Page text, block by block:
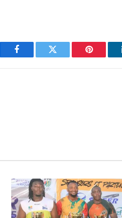
Facebook Twitter Pinterest